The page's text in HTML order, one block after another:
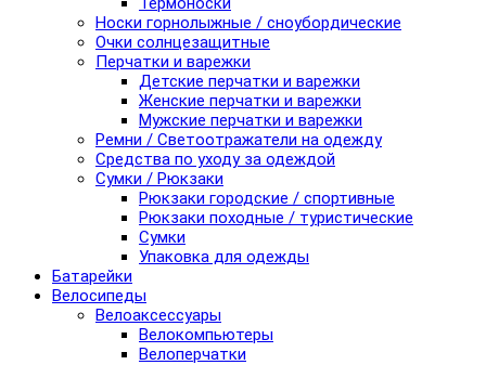
Носки горнолыжные / сноубордические
Очки солнцезащитные
Перчатки и варежки
Детские перчатки и варежки
Женские перчатки и варежки
Мужские перчатки и варежки
Ремни / Светоотражатели на одежду
Средства по уходу за одеждой
Сумки / Рюкзаки
Рюкзаки городские / спортивные
Рюкзаки походные / туристические
Сумки
Упаковка для одежды
Батарейки
Велосипеды
Велоаксессуары
Велокомпьютеры
Велоперчатки